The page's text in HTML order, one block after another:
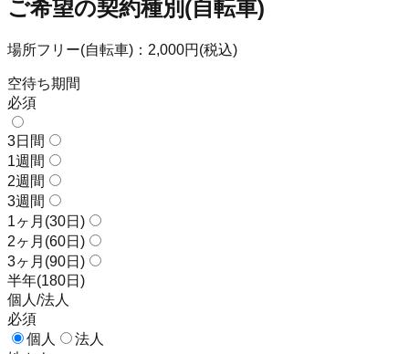
ご希望の契約種別(自転車)
場所フリー(自転車) ： 2,000円(税込)
空待ち期間
必須
3日間
1週間
2週間
3週間
1ヶ月(30日)
2ヶ月(60日)
3ヶ月(90日)
半年(180日)
個人/法人
必須
個人
法人